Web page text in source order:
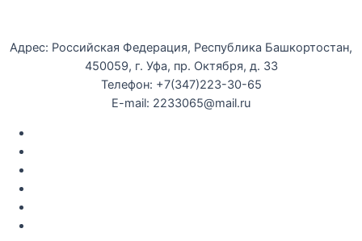
Адрес: Российская Федерация, Республика Башкортостан,
450059, г. Уфа, пр. Октября, д. 33
Телефон: +7(347)223-30-65
E-mail: 2233065@mail.ru